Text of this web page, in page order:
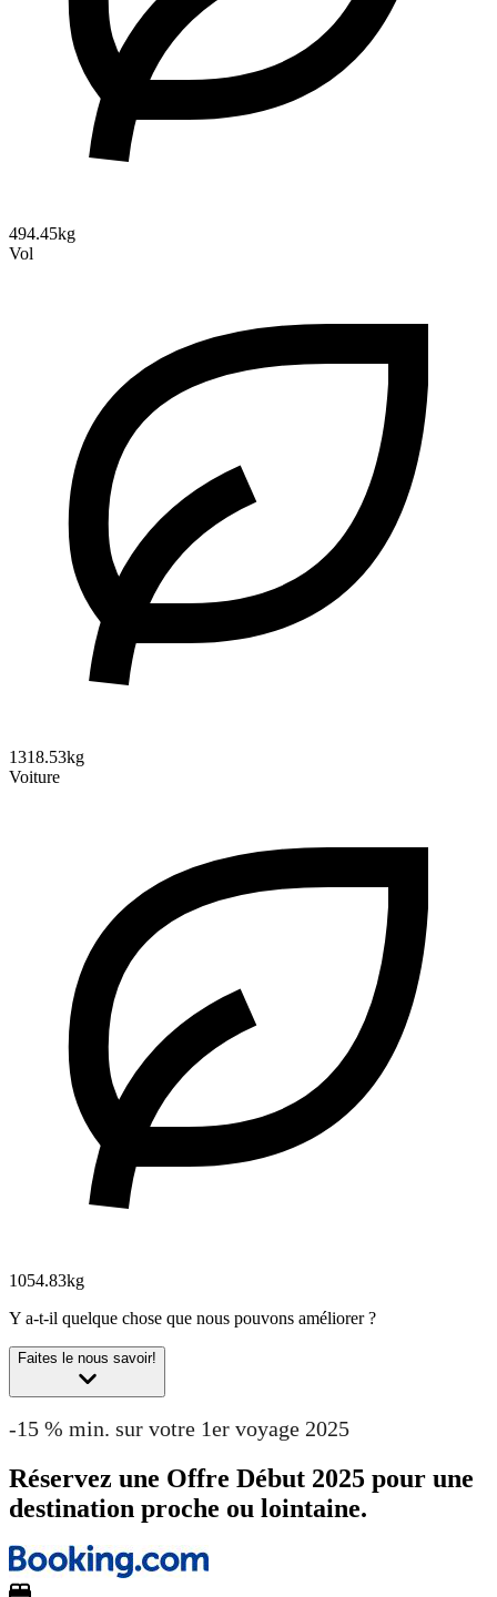
494.45kg
Vol
1318.53kg
Voiture
1054.83kg
Y a-t-il quelque chose que nous pouvons améliorer ?
Faites le nous savoir!
-15 % min. sur votre 1er voyage 2025
Réservez une Offre Début 2025 pour une
destination proche ou lointaine.